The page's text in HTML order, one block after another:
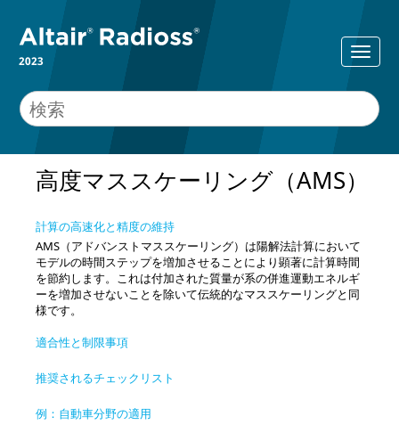
2023
高度マススケーリング（AMS）
計算の高速化と精度の維持
AMS（アドバンストマススケーリング）は陽解法計算において
モデルの時間ステップを増加させることにより顕著に計算時間
を節約します。これは付加された質量が系の併進運動エネルギ
ーを増加させないことを除いて伝統的なマススケーリングと同
様です。
適合性と制限事項
推奨されるチェックリスト
例：自動車分野の適用